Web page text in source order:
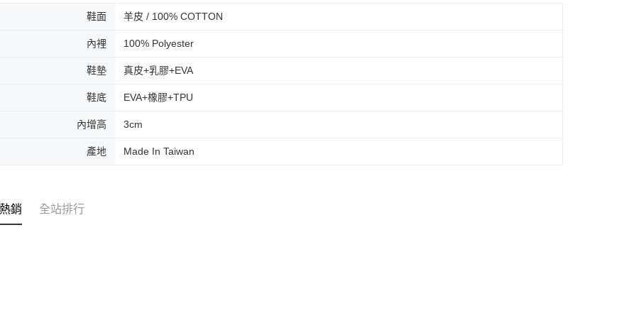
鞋面 羊皮 / 100% COTTON
內裡 100% Polyester
鞋墊 真皮+乳膠+EVA
鞋底 EVA+橡膠+TPU
內增高 3cm
產地 Made In Taiwan
銷 全站排行